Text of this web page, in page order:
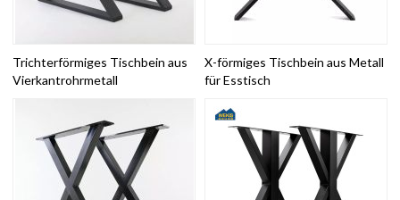
Trichterförmiges Tischbein aus
Vierkantrohrmetall
X-förmiges Tischbein aus Metall
für Esstisch